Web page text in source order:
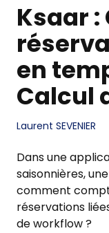
Ksaar
en
Calcul
Laurent SEVENIER
Dans une
saisonnières,
comment
réservations
de workflow ?